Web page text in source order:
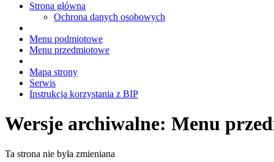
Strona główna
Ochrona danych osobowych
Menu podmiotowe
Menu przedmiotowe
Mapa strony
Serwis
Instrukcja korzystania z BIP
Wersje archiwalne: Menu
Ta strona nie była zmieniana